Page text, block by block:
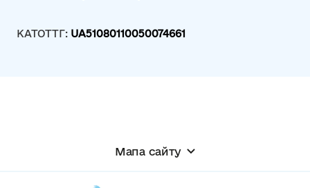
КАТОТТГ: UA51080110050074661
Мапа сайту